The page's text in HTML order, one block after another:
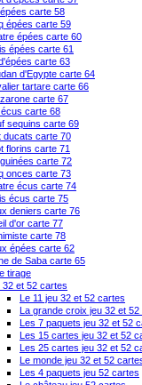
carte 58
épées carte 59
épées carte 60
épées carte 61
carte 63
d'Egypte carte 64
tartare carte 66
carte 67
carte 68
sequins carte 69
ducats carte 70
florins carte 71
carte 72
onces carte 73
écus carte 74
écus carte 75
deniers carte 76
d'or carte 77
carte 78
épées carte 62
de Saba carte 65
tirage
32 et 52 cartes
Le 11 jeu 32 et 52 cartes
La grande croix jeu 32 et 52
Les 7 paquets jeu 32 et 52
Les 15 cartes jeu 32 et 52
Les 25 cartes jeu 32 et 52
Le monde jeu 32 et 52
Les 4 paquets jeu 52 cartes